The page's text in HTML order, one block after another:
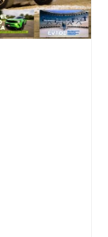
Follow